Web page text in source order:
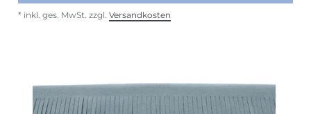
* inkl. ges. MwSt. zzgl. Versandkosten